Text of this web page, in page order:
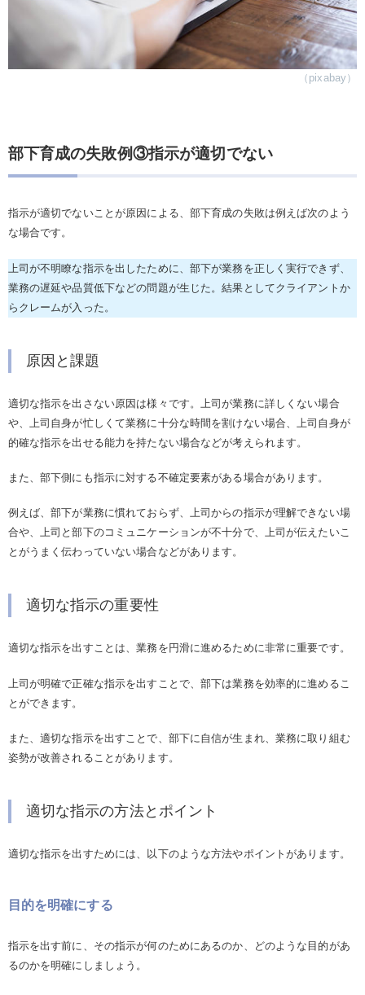
（pixabay）
部下育成の失敗例③指示が適切でない
指示が適切でないことが原因による、部下育成の失敗は例えば次のよう
な場合です。
上司が不明瞭な指示を出したために、部下が業務を正しく実行できず、
業務の遅延や品質低下などの問題が生じた。結果としてクライアントか
らクレームが入った。
原因と課題
適切な指示を出さない原因は様々です。上司が業務に詳しくない場合
や、上司自身が忙しくて業務に十分な時間を割けない場合、上司自身が
的確な指示を出せる能力を持たない場合などが考えられます。
また、部下側にも指示に対する不確定要素がある場合があります。
例えば、部下が業務に慣れておらず、上司からの指示が理解できない場
合や、上司と部下のコミュニケーションが不十分で、上司が伝えたいこ
とがうまく伝わっていない場合などがあります。
適切な指示の重要性
適切な指示を出すことは、業務を円滑に進めるために非常に重要です。
上司が明確で正確な指示を出すことで、部下は業務を効率的に進めるこ
とができます。
また、適切な指示を出すことで、部下に自信が生まれ、業務に取り組む
姿勢が改善されることがあります。
適切な指示の方法とポイント
適切な指示を出すためには、以下のような方法やポイントがあります。
目的を明確にする
指示を出す前に、その指示が何のためにあるのか、どのような目的があ
るのかを明確にしましょう。